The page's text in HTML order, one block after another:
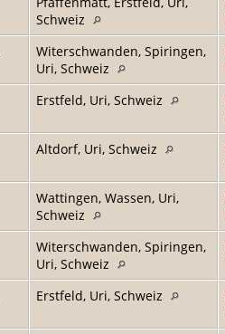
Schweiz
Witerschwanden, Spiringen,
Uri, Schweiz
Erstfeld, Uri, Schweiz
Altdorf, Uri, Schweiz
Wattingen, Wassen, Uri,
Schweiz
Witerschwanden, Spiringen,
Uri, Schweiz
Erstfeld, Uri, Schweiz